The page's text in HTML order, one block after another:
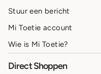
Stuur een bericht
Mi Toetie account
Wie is Mi Toetie?
Direct Shoppen